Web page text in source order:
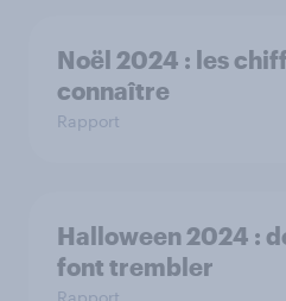
Noël 2024 : les
connaître
Rapport
Halloween 2024 :
font trembler
Rapport